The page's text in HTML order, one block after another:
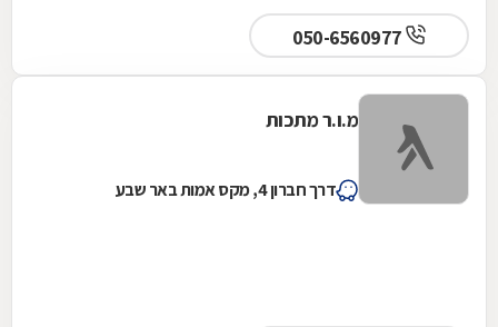
מ.ו.ר מתכות
דרך חברון 4, מקס אמות באר שבע